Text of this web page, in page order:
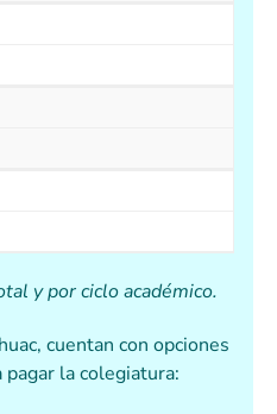
y por ciclo académico.
cuentan con opciones
pagar la colegiatura: